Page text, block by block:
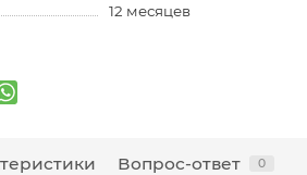
12 месяцев
Вопрос-ответ 0